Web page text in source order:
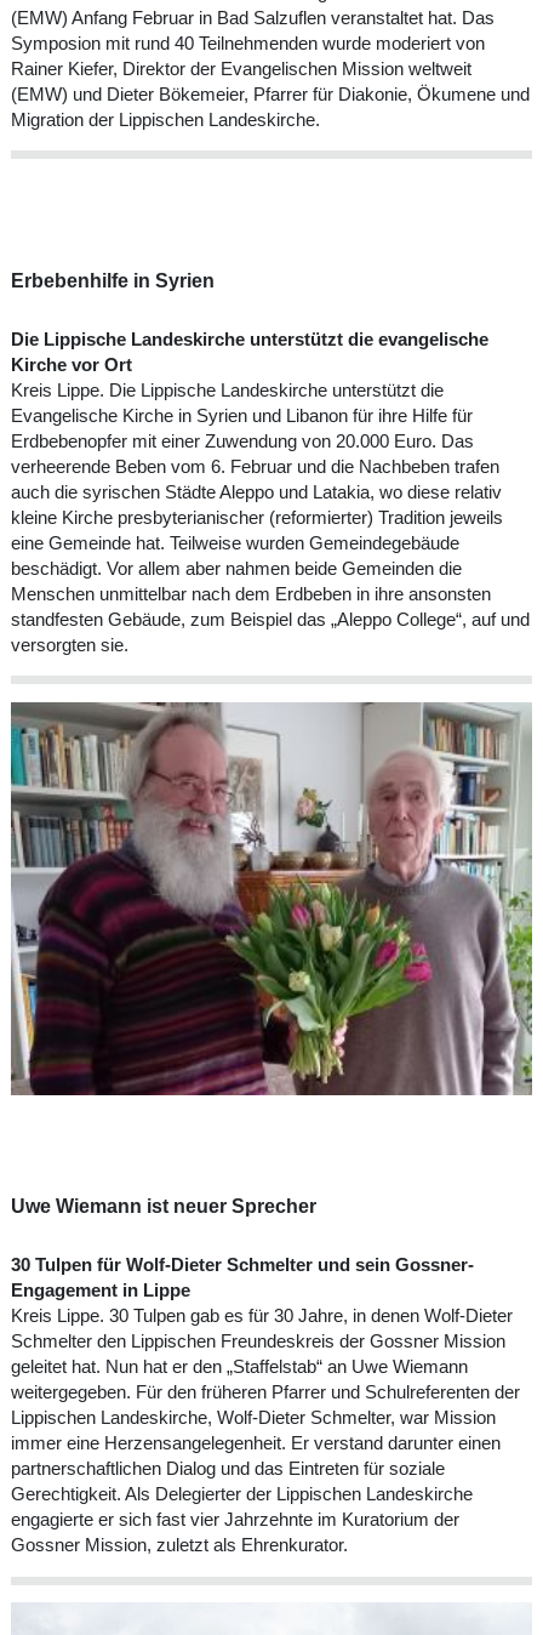
(EMW) Anfang Februar in Bad Salzuflen veranstaltet hat. Das
Symposion mit rund 40 Teilnehmenden wurde moderiert von
Rainer Kiefer, Direktor der Evangelischen Mission weltweit
(EMW) und Dieter Bökemeier, Pfarrer für Diakonie, Ökumene und
Migration der Lippischen Landeskirche.
Erbebenhilfe in Syrien
Die Lippische Landeskirche unterstützt die evangelische
Kirche vor Ort
Kreis Lippe. Die Lippische Landeskirche unterstützt die
Evangelische Kirche in Syrien und Libanon für ihre Hilfe für
Erdbebenopfer mit einer Zuwendung von 20.000 Euro. Das
verheerende Beben vom 6. Februar und die Nachbeben trafen
auch die syrischen Städte Aleppo und Latakia, wo diese relativ
kleine Kirche presbyterianischer (reformierter) Tradition jeweils
eine Gemeinde hat. Teilweise wurden Gemeindegebäude
beschädigt. Vor allem aber nahmen beide Gemeinden die
Menschen unmittelbar nach dem Erdbeben in ihre ansonsten
standfesten Gebäude, zum Beispiel das „Aleppo College“, auf und
versorgten sie.
Uwe Wiemann ist neuer Sprecher
30 Tulpen für Wolf-Dieter Schmelter und sein Gossner-
Engagement in Lippe
Kreis Lippe. 30 Tulpen gab es für 30 Jahre, in denen Wolf-Dieter
Schmelter den Lippischen Freundeskreis der Gossner Mission
geleitet hat. Nun hat er den „Staffelstab“ an Uwe Wiemann
weitergegeben. Für den früheren Pfarrer und Schulreferenten der
Lippischen Landeskirche, Wolf-Dieter Schmelter, war Mission
immer eine Herzensangelegenheit. Er verstand darunter einen
partnerschaftlichen Dialog und das Eintreten für soziale
Gerechtigkeit. Als Delegierter der Lippischen Landeskirche
engagierte er sich fast vier Jahrzehnte im Kuratorium der
Gossner Mission, zuletzt als Ehrenkurator.